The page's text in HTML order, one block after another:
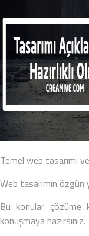
Temel web tasarımı
Web tasarımın
Bu konular çözüme
konuşmaya hazırsınız.